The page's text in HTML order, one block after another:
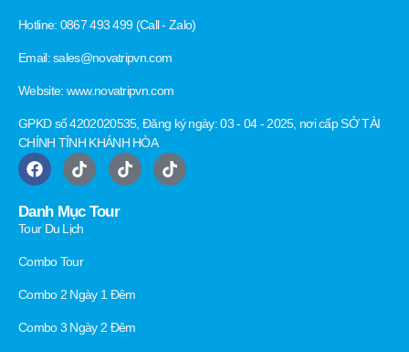
Hotline: 0867 493 499 (Call - Zalo)
Email: sales@novatripvn.com
Website: www.novatripvn.com
GPKD số 4202020535, Đăng ký ngày: 03 - 04 - 2025, nơi cấp SỞ TÀI
CHÍNH TỈNH KHÁNH HÒA
Danh Mục Tour
Tour Du Lịch
Combo Tour
Combo 2 Ngày 1 Đêm
Combo 3 Ngày 2 Đêm